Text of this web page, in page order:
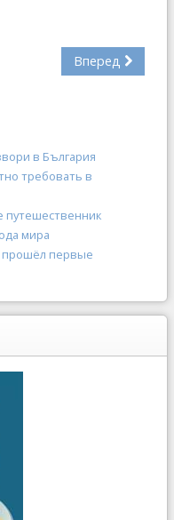
Вперед
в България
требовать в
путешественник
мира
первые